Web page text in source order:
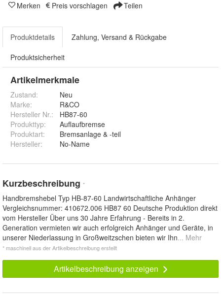
Merken Preis vorschlagen Teilen
Produktdetails Zahlung, Versand & Rückgabe
Produktsicherheit
Artikelmerkmale
Zustand:
Neu
Marke:
R&CO
Hersteller Nr.:
HB87-60
Produkttyp:
Auflaufbremse
Produktart:
Bremsanlage & -teil
Hersteller: No-Name
Kurzbeschreibung *
Handbremshebel Typ HB-87-60 Landwirtschaftliche Anhänger
Vergleichsnummer: 410672.006 HB87 60 Deutsche Produktion direkt
vom Hersteller Über uns 30 Jahre Erfahrung - Bereits in 2.
Generation vermieten wir auch erfolgreich Anhänger und Geräte, in
unserer Niederlassung in Großweitzschen bieten wir Ihn... Mehr
* maschinell aus der Artikelbeschreibung erstellt
Artikelbeschreibung anzeigen